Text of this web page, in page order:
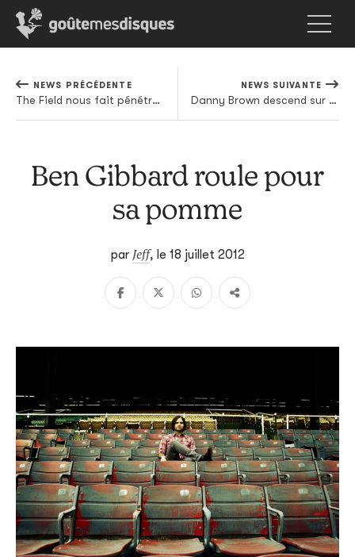
NEWS PRÉCÉDENTE
The Field nous fait pénétrer dans son Comenius Garden
NEWS SUIVANTE
Danny Brown descend sur Paname
Ben Gibbard roule pour
sa pomme
par Jeff, le 18 juillet 2012